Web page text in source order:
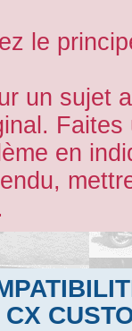
le
un sujet
en